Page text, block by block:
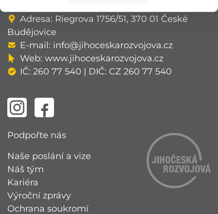
Adresa: Riegrova 1756/51, 370 01 České
Budějovice
E-mail: info@jihoceskarozvojova.cz
Web: www.jihoceskarozvojova.cz
IČ: 260 77 540 | DIČ: CZ 260 77 540
Podpořte nás
Naše poslání a vize
Náš tým
Kariéra
Výroční zprávy
Ochrana soukromí